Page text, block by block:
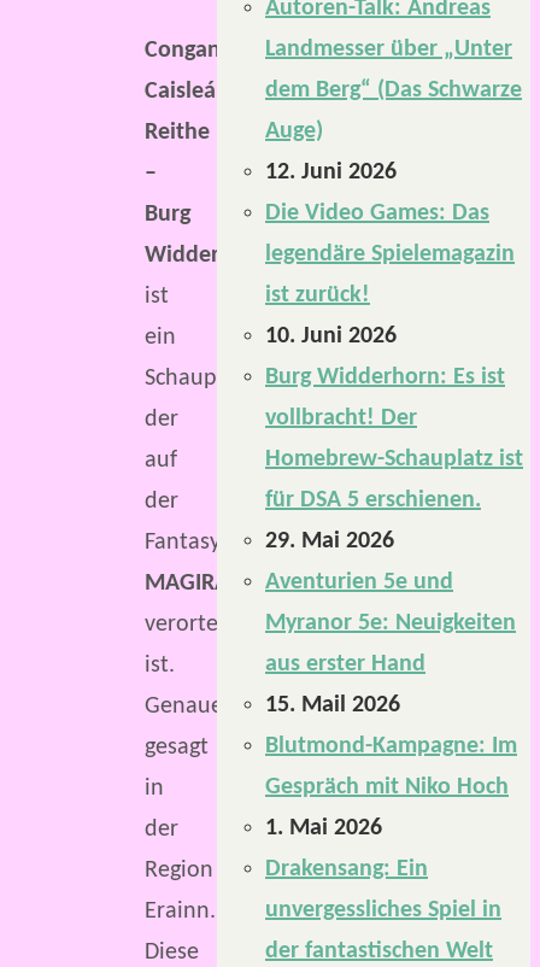
Congan
Caisleán
Reithe
–
Burg
Widderhorn”
ist
ein
Schauplatz,
der
auf
der
Fantasywelt
MAGIRA
verortet
ist.
Genauer
gesagt
in
der
Region
Erainn.
Diese
Autoren-Talk: Andreas
Landmesser über „Unter
dem Berg“ (Das Schwarze
Auge)
12. Juni 2026
Die Video Games: Das
legendäre Spielemagazin
ist zurück!
10. Juni 2026
Burg Widderhorn: Es ist
vollbracht! Der
Homebrew-Schauplatz ist
für DSA 5 erschienen.
29. Mai 2026
Aventurien 5e und
Myranor 5e: Neuigkeiten
aus erster Hand
15. Mail 2026
Blutmond-Kampagne: Im
Gespräch mit Niko Hoch
1. Mai 2026
Drakensang: Ein
unvergessliches Spiel in
der fantastischen Welt